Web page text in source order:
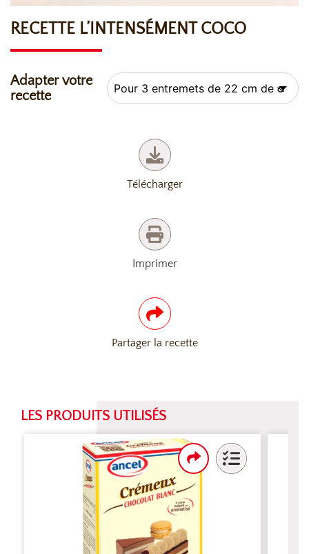
RECETTE L’INTENSÉMENT COCO
Adapter votre
recette
Télécharger
Imprimer
Partager la recette
LES PRODUITS UTILISÉS